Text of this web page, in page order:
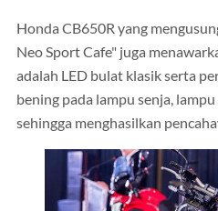
Honda CB650R yang
Neo Sport Cafe" juga
adalah LED bulat klasik serta
bening pada lampu senja,
sehingga menghasilkan